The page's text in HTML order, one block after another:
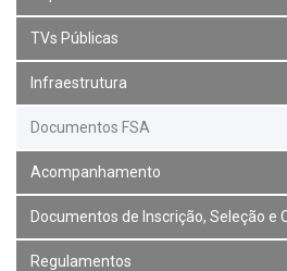
TVs Públicas
Infraestrutura
Documentos FSA
Acompanhamento
Documentos de Inscrição, Seleção e
Regulamentos